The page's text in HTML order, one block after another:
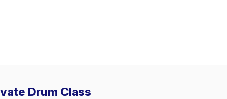
Drum Class